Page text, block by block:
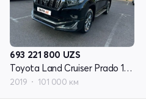
693 221 800 UZS
Toyota Land Cruiser Prado 150 Series рестайлинг 2
2019 101 000 км